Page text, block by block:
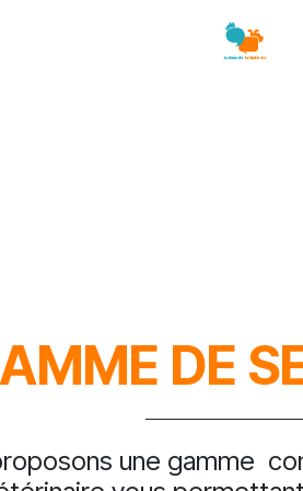
DE
une gamme